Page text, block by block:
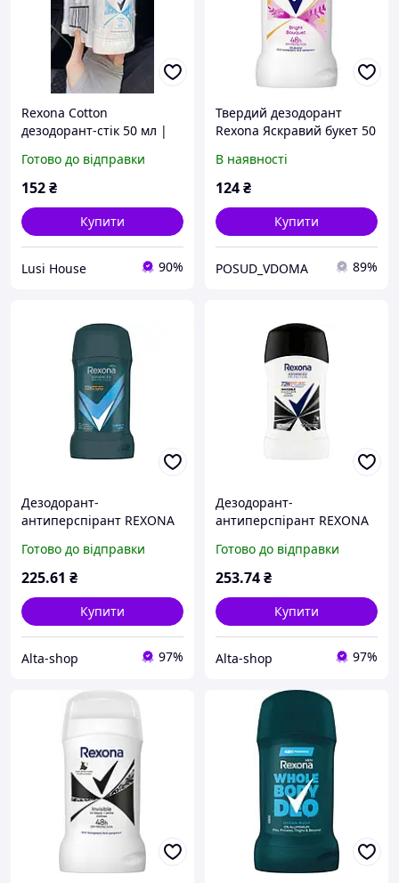
Rexona Cotton
дезодорант-стік 50 мл |
поту до 48 годин
Готово до відправки
152₴
Купити
Lusi House 90%
Твердий дезодорант
Rexona Яскравий букет 50
В наявності
124₴
Купити
POSUD_VDOMA 89%
Дезодорант-
антиперспірант REXONA
Готово до відправки
225.61 ₴
Купити
Alta-shop 97%
Дезодорант-
антиперспірант REXONA
Чорному та Білому 72
години
Готово до відправки
253.74₴
Купити
Alta-shop 97%